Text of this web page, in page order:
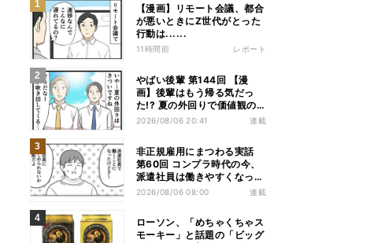
【漫画】リモート会議、都合
が悪いときにZ世代がとった
行動は......
11時間前 レポート
やばい後輩 第144回 【漫
画】後輩はもう帰る気だっ
た!? 夏の外回りで価値観の
違いを実感
2026/08/06 20:41 連載
非正規雇用にまつわる実話
第60回 コンプラ時代の今、
派遣社員は働きやすくなっ
た?
2026/08/06 08:00 連載
ローソン、「めちゃくちゃス
モーキー」と話題の「ビッグ